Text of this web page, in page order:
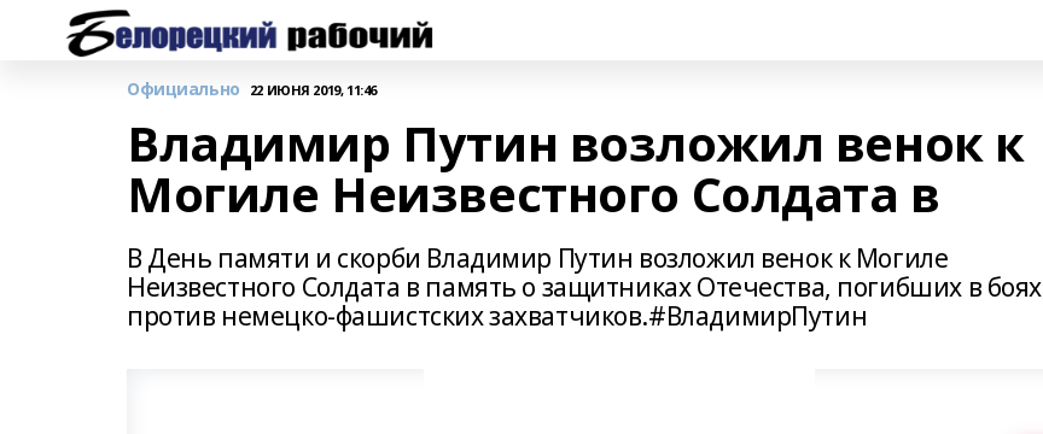
Официально 22 ИЮНЯ 2019, 11:46
Владимир Путин возложил венок к
Могиле Неизвестного Солдата в
В День памяти и скорби Владимир Путин возложил венок к Могиле
Неизвестного Солдата в память о защитниках Отечества, погибших в боях
против немецко-фашистских захватчиков.#ВладимирПутин